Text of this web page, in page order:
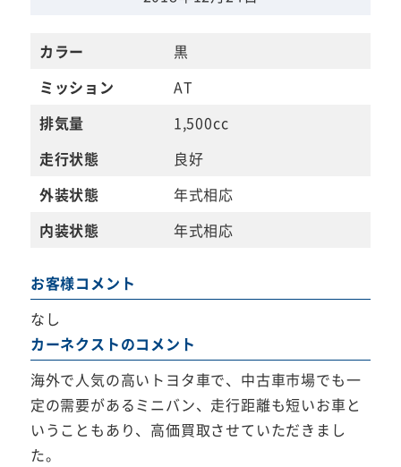
カラー
黒
ミッション
AT
排気量
1,500cc
走行状態
良好
外装状態
年式相応
内装状態
年式相応
お客様コメント
なし
カーネクストのコメント
海外で人気の高いトヨタ車で、中古車市場でも一
定の需要があるミニバン、走行距離も短いお車と
いうこともあり、高価買取させていただきまし
た。